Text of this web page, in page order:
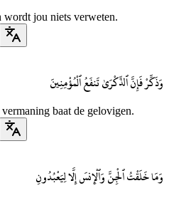
wordt jou niets verweten.
وَذَكِّرْ فَإِنَّ ٱلذِّكْرَىٰ تَنفَعُ ٱلْمُؤْمِنِينَ
baat de gelovigen.
وَمَا خَلَقْتُ ٱلْجِنَّ وَٱلْإِنسَ إِلَّا لِيَعْبُدُونِ